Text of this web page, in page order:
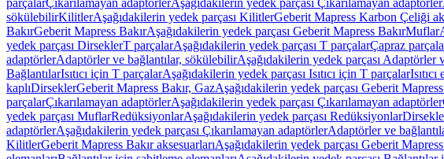
parçalarÇıkarılamayan adaptörlerAşağıdakilerin yedek parçası Çıkarılamayan adaptörler
sökülebilirKilitlerAşağıdakilerin yedek parçası KilitlerGeberit Mapress Karbon Çeliği
BakırGeberit Mapress BakırAşağıdakilerin yedek parçası Geberit Mapress BakırMuflar
yedek parçası DirseklerT parçalarAşağıdakilerin yedek parçası T parçalarÇapraz
adaptörlerAdaptörler ve bağlantılar, sökülebilirAşağıdakilerin yedek parçası Adaptörler
BağlantılarIsıtıcı için T parçalarAşağıdakilerin yedek parçası Isıtıcı için T parçalar
kaplıDirseklerGeberit Mapress Bakır, GazAşağıdakilerin yedek parçası Geberit
parçalarÇıkarılamayan adaptörlerAşağıdakilerin yedek parçası Çıkarılamayan adaptörler
yedek parçası MuflarRedüksiyonlarAşağıdakilerin yedek parçası Redüksiyonlar
adaptörlerAşağıdakilerin yedek parçası Çıkarılamayan adaptörlerAdaptörler ve
KilitlerGeberit Mapress Bakır aksesuarlarıAşağıdakilerin yedek parçası Geberit Mapress